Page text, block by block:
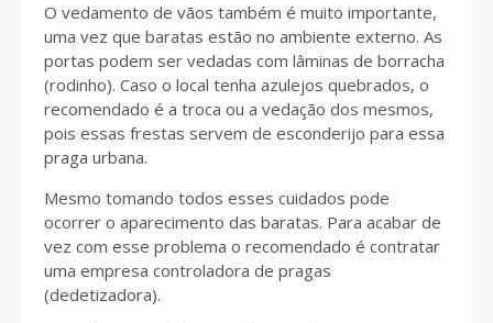
O vedamento de vãos também é muito importante,
uma vez que baratas estão no ambiente externo. As
portas podem ser vedadas com lâminas de borracha
(rodinho). Caso o local tenha azulejos quebrados, o
recomendado é a troca ou a vedação dos mesmos,
pois essas frestas servem de esconderijo para essa
praga urbana.
Mesmo tomando todos esses cuidados pode
ocorrer o aparecimento das baratas. Para acabar de
vez com esse problema o recomendado é contratar
uma empresa controladora de pragas
(dedetizadora).
payday loans in nevada